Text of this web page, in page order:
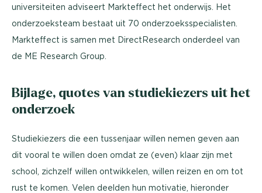
universiteiten adviseert Markteffect het onderwijs. Het
onderzoeksteam bestaat uit 70 onderzoeksspecialisten.
Markteffect is samen met DirectResearch onderdeel van
de ME Research Group.
Bijlage, quotes van studiekiezers uit het
onderzoek
Studiekiezers die een tussenjaar willen nemen geven aan
dit vooral te willen doen omdat ze (even) klaar zijn met
school, zichzelf willen ontwikkelen, willen reizen en om tot
rust te komen. Velen deelden hun motivatie, hieronder